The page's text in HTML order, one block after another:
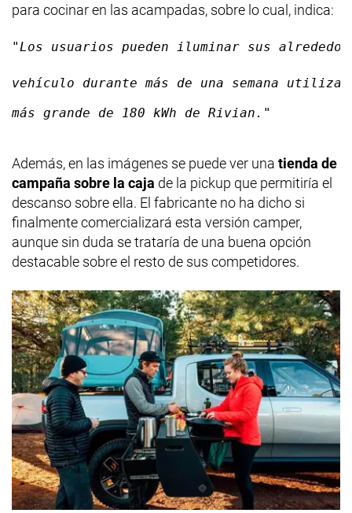
para cocinar en las acampadas, sobre lo cual, indica:
"Los usuarios pueden iluminar sus
vehículo durante más de una semana
más grande de 180 kWh de Rivian."
Además, en las imágenes se puede ver una tienda de
campaña sobre la caja de la pickup que permitiría el
descanso sobre ella. El fabricante no ha dicho si
finalmente comercializará esta versión camper,
aunque sin duda se trataría de una buena opción
destacable sobre el resto de sus competidores.